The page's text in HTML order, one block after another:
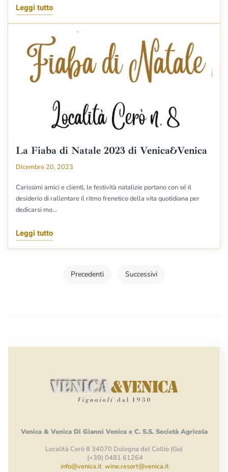
Leggi tutto
La Fiaba di Natale 2023 di Venica&Venica
Dicembre 20, 2023
Carissimi amici e clienti, le festività natalizie portano con sé il
desiderio di rallentare il ritmo frenetico della vita quotidiana per
dedicarsi mo…
Leggi tutto
Precedenti Successivi
Venica & Venica Di Gianni Venica e C. S.S. Società Agricola
Località Cerò 8 34070 Dolegna del Collio (Go)
(+39) 0481 61264
info@venica.it wine.resort@venica.it